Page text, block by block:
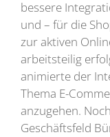
bessere
und – für die
zur aktiven
arbeitsteilig
animierte der
Thema E-
anzugehen.
Geschäftsfeld